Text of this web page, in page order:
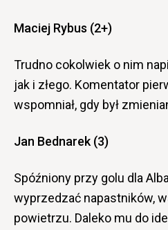
Maciej Rybus (2+)
Trudno cokolwiek o nim
jak i złego. Komentator
wspomniał, gdy był
Jan Bednarek (3)
Spóźniony przy golu dla
wyprzedzać napastników,
powietrzu. Daleko mu do